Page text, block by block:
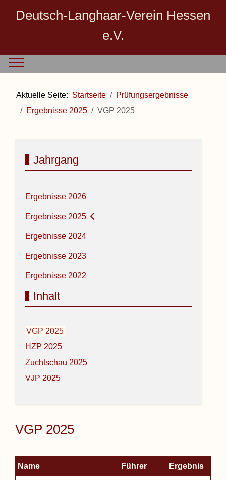
Deutsch-Langhaar-Verein Hessen
e.V.
Mobile Menu Toggle
Aktuelle Seite: Startseite
Prüfungsergebnisse
Ergebnisse 2025
VGP 2025
Jahrgang
Ergebnisse 2026
Ergebnisse 2025
Ergebnisse 2024
Ergebnisse 2023
Ergebnisse 2022
Inhalt
VGP 2025
HZP 2025
Zuchtschau 2025
VJP 2025
VGP 2025
Name Führer Ergebnis